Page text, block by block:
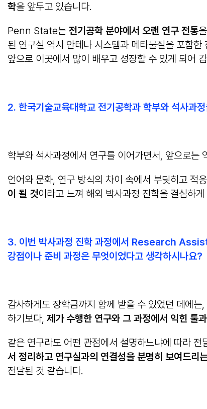
학을 앞두고 있습니다.
Penn State는 전기공학 분야에서 오랜 연구 전통
된 연구실 역시 안테나 시스템과 메타물질을 포함
앞으로 이곳에서 많이 배우고 성장할 수 있게 되어
2. 한국기술교육대학교 전기공학과 학부와 석사과
학부와 석사과정에서 연구를 이어가면서, 앞으로는
언어와 문화, 연구 방식의 차이 속에서 부딪히고 적
이 될 것이라고 느껴 해외 박사과정 진학을 결심하게
3. 이번 박사과정 진학 과정에서 Research
강점이나 준비 과정은 무엇이었다고 생각하시나요?
감사하게도 장학금까지 함께 받을 수 있었던 데에는
하기보다, 제가 수행한 연구와 그 과정에서 익힌 툴
같은 연구라도 어떤 관점에서 설명하느냐에 따라
서 정리하고 연구실과의 연결성을 분명히 보여드리
전달된 것 같습니다.